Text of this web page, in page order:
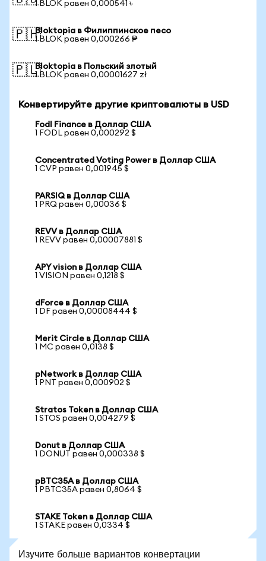
1 BLOK равен 0,000541 ৳
🇵🇭Bloktopia в Филиппинское песо
1 BLOK равен 0,000266 ₱
🇵🇱Bloktopia в Польский злотый
1 BLOK равен 0,00001627 zł
Конвертируйте другие криптовалюты в USD
Fodl Finance в Доллар США
1 FODL равен 0,000292 $
Concentrated Voting Power в Доллар США
1 CVP равен 0,001945 $
PARSIQ в Доллар США
1 PRQ равен 0,00036 $
REVV в Доллар США
1 REVV равен 0,00007881 $
APY vision в Доллар США
1 VISION равен 0,1218 $
dForce в Доллар США
1 DF равен 0,00008444 $
Merit Circle в Доллар США
1 MC равен 0,0138 $
pNetwork в Доллар США
1 PNT равен 0,000902 $
Stratos Token в Доллар США
1 STOS равен 0,004279 $
Donut в Доллар США
1 DONUT равен 0,000338 $
pBTC35A в Доллар США
1 PBTC35A равен 0,8064 $
STAKE Token в Доллар США
1 STAKE равен 0,0334 $
Изучите больше вариантов конвертации